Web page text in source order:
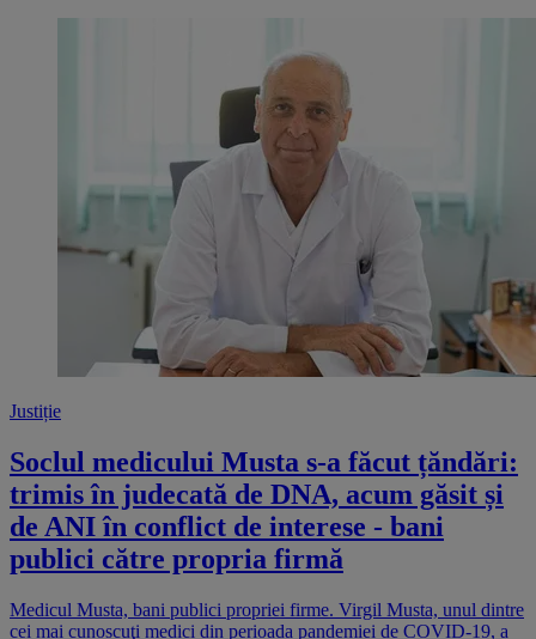
Justiție
Soclul medicului Musta s-a făcut țăndări:
trimis în judecată de DNA, acum găsit și
de ANI în conflict de interese - bani
publici către propria firmă
Medicul Musta, bani publici propriei firme. Virgil Musta, unul dintre
cei mai cunoscuţi medici din perioada pandemiei de COVID-19, a